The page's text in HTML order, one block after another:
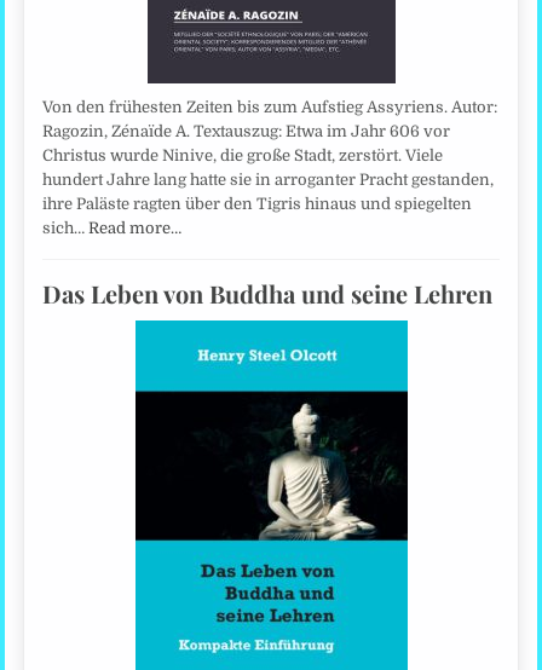
Von den frühesten Zeiten bis zum Aufstieg Assyriens. Autor:
Ragozin, Zénaïde A. Textauszug: Etwa im Jahr 606 vor
Christus wurde Ninive, die große Stadt, zerstört. Viele
hundert Jahre lang hatte sie in arroganter Pracht gestanden,
ihre Paläste ragten über den Tigris hinaus und spiegelten
sich…Read more…
Das Leben von Buddha und seine Lehren